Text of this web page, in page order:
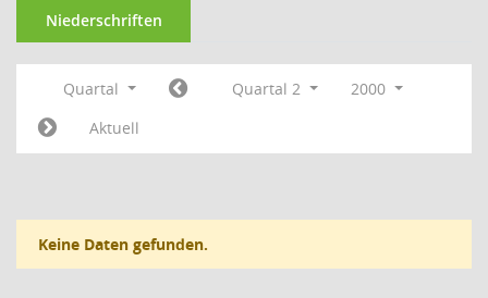
Niederschriften
Quartal Quartal 2
2000
Aktuell
Keine Daten gefunden.